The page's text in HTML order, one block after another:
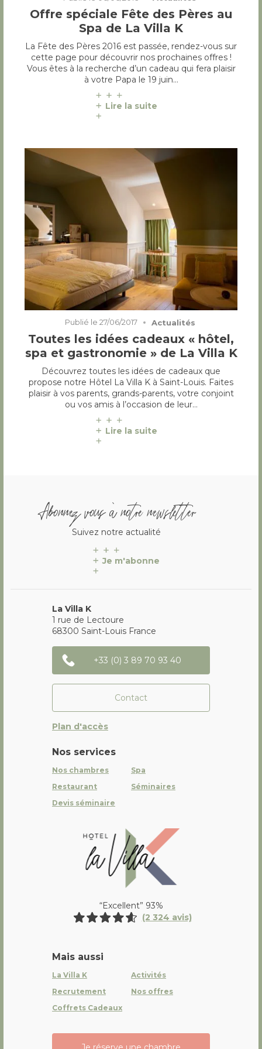
Offre spéciale Fête des Pères au
Spa de La Villa K
La Fête des Pères 2016 est passée, rendez-vous sur
cette page pour découvrir nos prochaines offres !
Vous êtes à la recherche d’un cadeau qui fera plaisir
à votre Papa le 19 juin…
Lire la suite
Publié le 27/06/2017 Actualités
Toutes les idées cadeaux « hôtel,
spa et gastronomie » de La Villa K
Découvrez toutes les idées de cadeaux que
propose notre Hôtel La Villa K à Saint-Louis. Faites
plaisir à vos parents, grands-parents, votre conjoint
ou vos amis à l’occasion de leur…
Lire la suite
Abonnez vous à notre newsletter
Suivez notre actualité
Je m'abonne
La Villa K
1 rue de Lectoure
68300 Saint-Louis France
+33 (0) 3 89 70 93 40
Contact
Plan d'accès
Nos services
Nos chambres
Spa
Restaurant
Séminaires
Devis séminaire
La Villa K Hôtel Spa Restaurant
“Excellent” 93%
(2 324 avis)
Mais aussi
La Villa K
Activités
Recrutement
Nos offres
Coffrets Cadeaux